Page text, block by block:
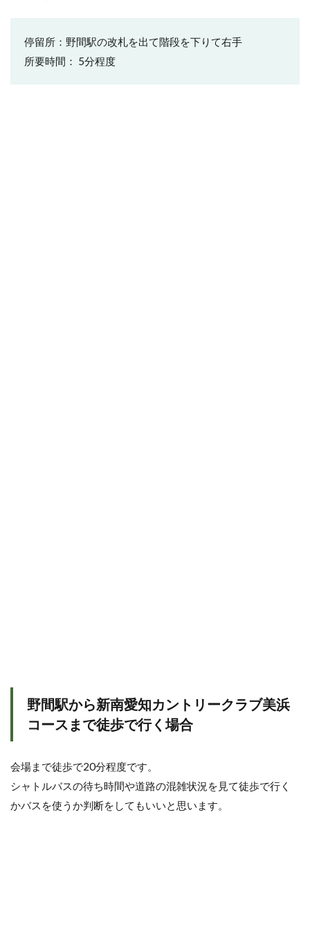
停留所：野間駅の改札を出て階段を下りて右手
所要時間： 5分程度
野間駅から新南愛知カントリークラブ美浜
コースまで徒歩で行く場合
会場まで徒歩で20分程度です。
シャトルバスの待ち時間や道路の混雑状況を見て徒歩で行く
かバスを使うか判断をしてもいいと思います。